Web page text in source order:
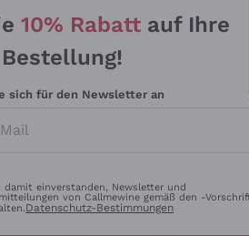
10% Rabatt auf Ihre
sich für den Newsletter an
damit einverstanden, Newsletter und
von Callmewine gemäß den -
Datenschutz-Bestimmungen